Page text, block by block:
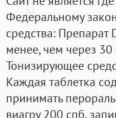
Федеральному
средства: Препарат
менее, чем через 30
Тонизирующее
Каждая таблетка
принимать
виагру 200 спб,